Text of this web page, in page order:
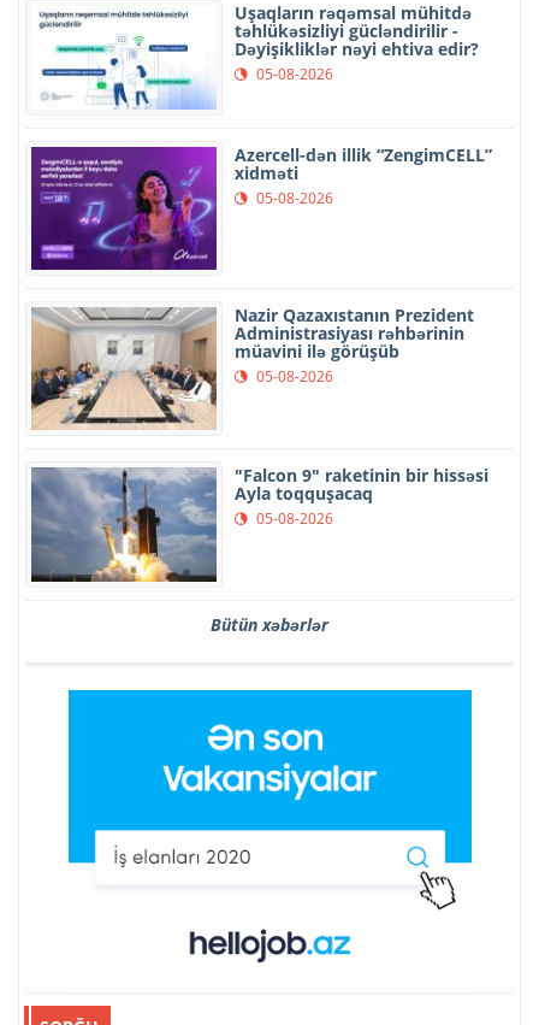
Uşaqların rəqəmsal mühitdə
təhlükəsizliyi gücləndirilir -
Dəyişikliklər nəyi ehtiva edir?
05-08-2026
Azercell-dən illik “ZengimCELL”
xidməti
05-08-2026
Nazir Qazaxıstanın Prezident
Administrasiyası rəhbərinin
müavini ilə görüşüb
05-08-2026
"Falcon 9" raketinin bir hissəsi
Ayla toqquşacaq
05-08-2026
Bütün xəbərlər